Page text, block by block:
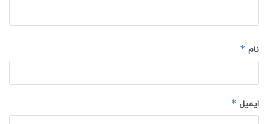
نام *
ایمیل *